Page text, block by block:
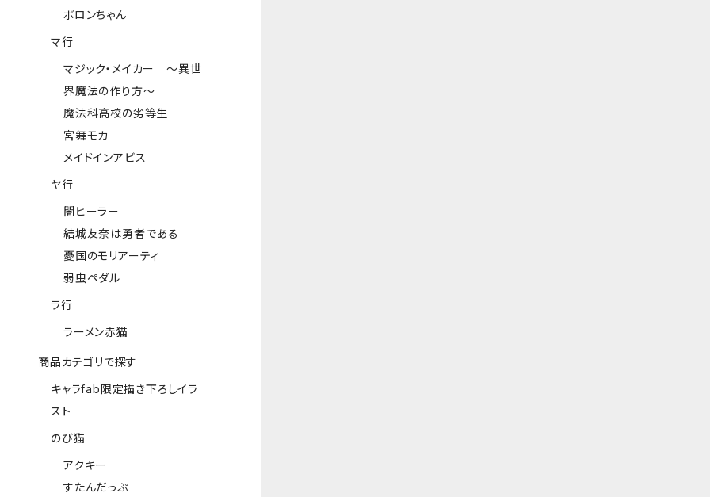
ポロンちゃん
マ行
マジック・メイカー ～異世
界魔法の作り方～
魔法科高校の劣等生
宮舞モカ
メイドインアビス
ヤ行
闇ヒーラー
結城友奈は勇者である
憂国のモリアーティ
弱虫ペダル
ラ行
ラーメン赤猫
商品カテゴリで探す
キャラfab限定描き下ろしイラ
スト
のび猫
アクキー
すたんだっぷ